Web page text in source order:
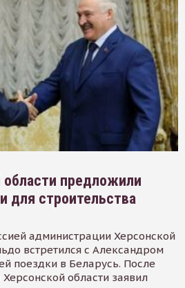
области предложили
для строительства
администрации Херсонской
встретился с Александром
поездки в Беларусь. После
области заявил